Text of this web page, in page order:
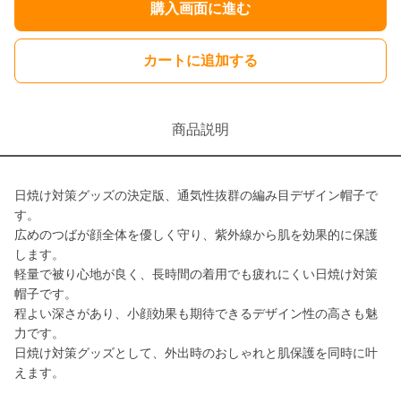
購入画面に進む
カートに追加する
商品説明
日焼け対策グッズの決定版、通気性抜群の編み目デザイン帽子で
す。
広めのつばが顔全体を優しく守り、紫外線から肌を効果的に保護
します。
軽量で被り心地が良く、長時間の着用でも疲れにくい日焼け対策
帽子です。
程よい深さがあり、小顔効果も期待できるデザイン性の高さも魅
力です。
日焼け対策グッズとして、外出時のおしゃれと肌保護を同時に叶
えます。